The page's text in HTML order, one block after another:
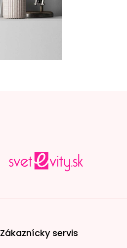
Zákaznícky servis